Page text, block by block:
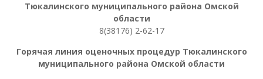
Тюкалинского муниципального района Омской
области
8(38176) 2-62-17
Горячая линия оценочных процедур Тюкалинского
муниципального района Омской области